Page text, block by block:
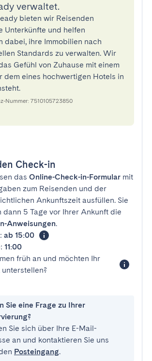
verwaltet.
bieten wir Reisenden
Unterkünfte und helfen
dabei, ihre Immobilien nach
Standards zu verwalten. Wir
Gefühl von Zuhause mit einem
dem eines hochwertigen Hotels in
Nummer: 7510105723850
Check-in
das Online-Check-in-Formular mit
zum Reisenden und der
Ankunftszeit ausfüllen. Sie
dann 5 Tage vor Ihrer Ankunft die
Anweisungen.
ab 15:00
11:00
früh an und möchten Ihr
Sie eine Frage zu Ihrer
Sie sich über Ihre E-Mail-
an und kontaktieren Sie uns
Posteingang.